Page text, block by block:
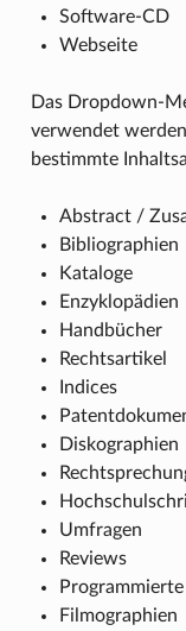
Software-CD
Webseite
Das Dropdown-
verwendet
bestimmte
Abstract /
Bibliographien
Kataloge
Enzyklopädien
Handbücher
Rechtsartikel
Indices
Diskographien
Umfragen
Reviews
Programmierte
Filmographien